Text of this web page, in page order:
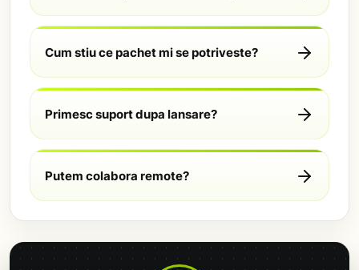
Cum stiu ce pachet mi se potriveste?
Primesc suport dupa lansare?
Putem colabora remote?